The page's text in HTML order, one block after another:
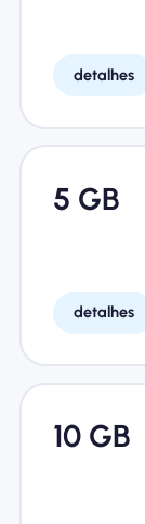
detalhes
5 GB
detalhes
10 GB